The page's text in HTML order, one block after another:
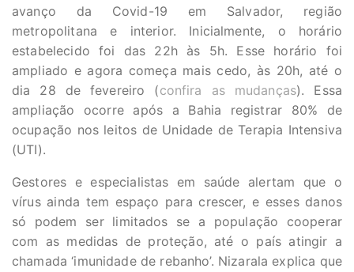
avanço da Covid-19 em Salvador, região
metropolitana e interior. Inicialmente, o horário
estabelecido foi das 22h às 5h. Esse horário foi
ampliado e agora começa mais cedo, às 20h, até o
dia 28 de fevereiro (confira as mudanças). Essa
ampliação ocorre após a Bahia registrar 80% de
ocupação nos leitos de Unidade de Terapia Intensiva
(UTI).
Gestores e especialistas em saúde alertam que o
vírus ainda tem espaço para crescer, e esses danos
só podem ser limitados se a população cooperar
com as medidas de proteção, até o país atingir a
chamada ‘imunidade de rebanho’. Nizarala explica que